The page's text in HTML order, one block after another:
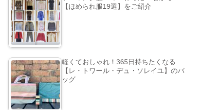
【ほめられ服19選】をご紹介
軽くておしゃれ！365日持ちたくなる
【レ・トワール・デュ・ソレイユ】のバ
ッグ